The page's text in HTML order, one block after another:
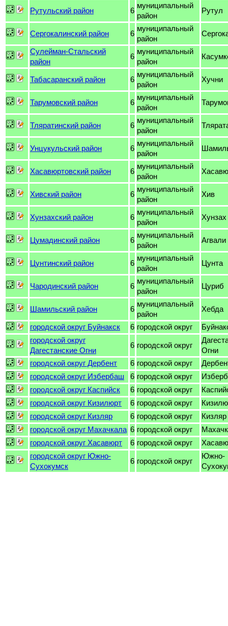
Рутульский район 6
муниципальный
район
Рутул
Сергокалинский район 6
муниципальный
район
Сулейман-Стальский
район
6
муниципальный
район
Табасаранский район 6
муниципальный
район
Хучни
Тарумовский район 6
муниципальный
район
Тляратинский район 6
муниципальный
район
Унцукульский район 6
муниципальный
район
Хасавюртовский район 6
муниципальный
район
Хивский район 6
муниципальный
район
Хив
Хунзахский район 6
муниципальный
район
Хунзах
Цумадинский район 6
муниципальный
район
Агвали
Цунтинский район 6
муниципальный
район
Цунта
Чародинский район 6
муниципальный
район
Цуриб
Шамильский район 6
муниципальный
район
Хебда
городской округ Буйнакск 6 городской округ
городской округ
Дагестанские Огни
6 городской округ
Огни
городской округ Дербент
6 городской округ
городской округ Избербаш
6 городской округ
городской округ Каспийск
6 городской округ
городской округ Кизилюрт
6 городской округ
городской округ Кизляр
6 городской округ
Кизляр
городской округ Махачкала 6 городской округ
городской округ Хасавюрт
6 городской округ
городской округ Южно-
Сухокумск
6 городской округ
Южно-